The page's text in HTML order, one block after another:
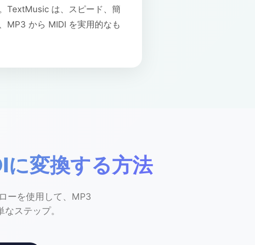
TextMusic は、スピード、簡
MP3 から MIDI を実用的なも
変換する方法
ーを使用して、MP3
ステップ。